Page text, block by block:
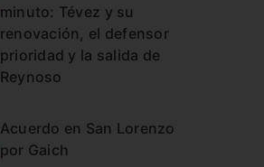
minuto: Tévez y su
renovación, el defensor
prioridad y la salida de
Reynoso
Acuerdo en San Lorenzo
por Gaich